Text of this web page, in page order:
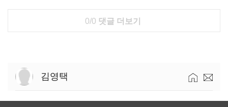
0/0 댓글 더보기
김영택